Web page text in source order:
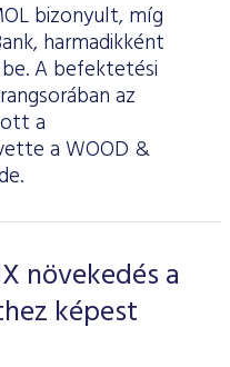
bizonyult, míg
harmadikként
A befektetési
az
a
a WOOD &
növekedés a
képest